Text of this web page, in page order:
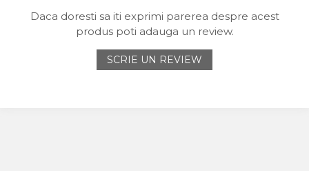
Daca doresti sa iti exprimi parerea despre acest
produs poti adauga un review.
SCRIE UN REVIEW